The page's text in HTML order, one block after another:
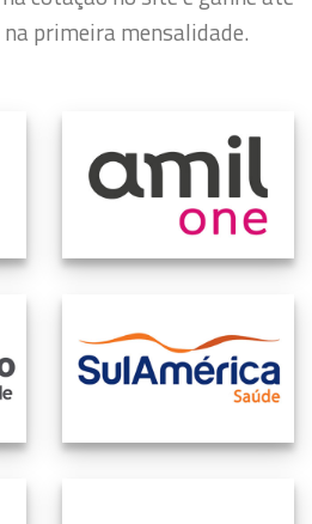
na primeira mensalidade.